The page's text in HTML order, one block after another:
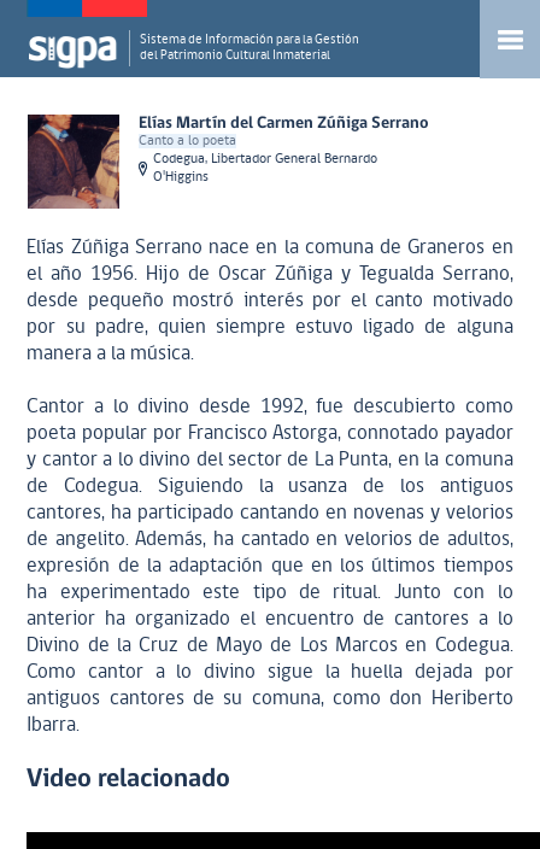
Sistema de Información para la Gestión
del Patrimonio Cultural Inmaterial
Elías Martín del Carmen Zúñiga Serrano
Canto a lo poeta
Codegua, Libertador General Bernardo
O'Higgins
Elías Zúñiga Serrano nace en la comuna de Graneros en
el año 1956. Hijo de Oscar Zúñiga y Tegualda Serrano,
desde pequeño mostró interés por el canto motivado
por su padre, quien siempre estuvo ligado de alguna
manera a la música.
Cantor a lo divino desde 1992, fue descubierto como
poeta popular por Francisco Astorga, connotado payador
y cantor a lo divino del sector de La Punta, en la comuna
de Codegua. Siguiendo la usanza de los antiguos
cantores, ha participado cantando en novenas y velorios
de angelito. Además, ha cantado en velorios de adultos,
expresión de la adaptación que en los últimos tiempos
ha experimentado este tipo de ritual. Junto con lo
anterior ha organizado el encuentro de cantores a lo
Divino de la Cruz de Mayo de Los Marcos en Codegua.
Como cantor a lo divino sigue la huella dejada por
antiguos cantores de su comuna, como don Heriberto
Ibarra.
Video relacionado